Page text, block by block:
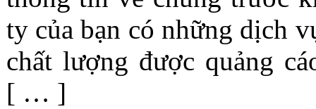
ty của bạn có những dịch
chất lượng được quảng
[ … ]